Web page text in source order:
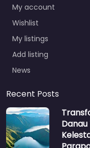
My account
Wishlist
My listings
Add listing
News
Recent Posts